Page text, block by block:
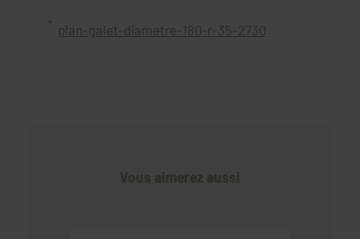
plan-galet-diametre-180-r-35-2730
Vous aimerez aussi